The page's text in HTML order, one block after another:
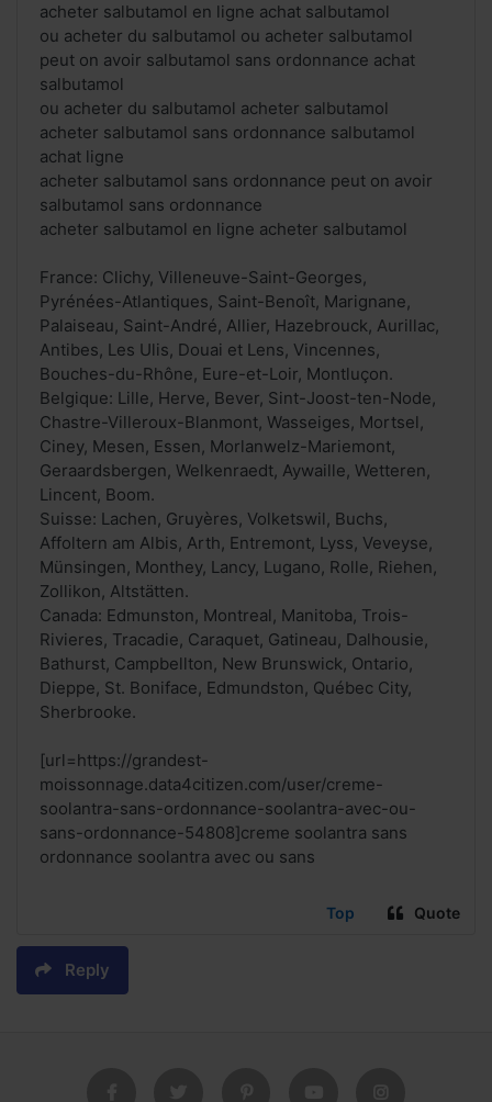
acheter salbutamol en ligne achat salbutamol
ou acheter du salbutamol ou acheter salbutamol
peut on avoir salbutamol sans ordonnance achat
salbutamol
ou acheter du salbutamol acheter salbutamol
acheter salbutamol sans ordonnance salbutamol
achat ligne
acheter salbutamol sans ordonnance peut on avoir
salbutamol sans ordonnance
acheter salbutamol en ligne acheter salbutamol
France: Clichy, Villeneuve-Saint-Georges,
Pyrénées-Atlantiques, Saint-Benoît, Marignane,
Palaiseau, Saint-André, Allier, Hazebrouck, Aurillac,
Antibes, Les Ulis, Douai et Lens, Vincennes,
Bouches-du-Rhône, Eure-et-Loir, Montluçon.
Belgique: Lille, Herve, Bever, Sint-Joost-ten-Node,
Chastre-Villeroux-Blanmont, Wasseiges, Mortsel,
Ciney, Mesen, Essen, Morlanwelz-Mariemont,
Geraardsbergen, Welkenraedt, Aywaille, Wetteren,
Lincent, Boom.
Suisse: Lachen, Gruyères, Volketswil, Buchs,
Affoltern am Albis, Arth, Entremont, Lyss, Veveyse,
Münsingen, Monthey, Lancy, Lugano, Rolle, Riehen,
Zollikon, Altstätten.
Canada: Edmunston, Montreal, Manitoba, Trois-
Rivieres, Tracadie, Caraquet, Gatineau, Dalhousie,
Bathurst, Campbellton, New Brunswick, Ontario,
Dieppe, St. Boniface, Edmundston, Québec City,
Sherbrooke.
[url=https://grandest-
moissonnage.data4citizen.com/user/creme-
soolantra-sans-ordonnance-soolantra-avec-ou-
sans-ordonnance-54808]creme soolantra sans
ordonnance soolantra avec ou sans
Top Quote
Reply